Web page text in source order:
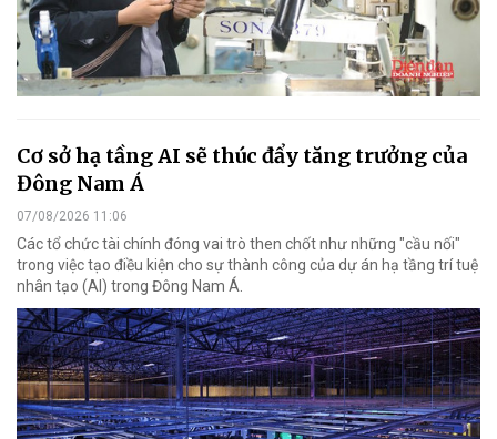
Cơ sở hạ tầng AI sẽ thúc đẩy tăng trưởng của
Đông Nam Á
07/08/2026 11:06
Các tổ chức tài chính đóng vai trò then chốt như những "cầu nối"
trong việc tạo điều kiện cho sự thành công của dự án hạ tầng trí tuệ
nhân tạo (AI) trong Đông Nam Á.